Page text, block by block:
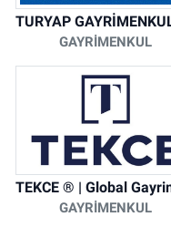
GAYRIMENKUL
GAYRIMENKUL